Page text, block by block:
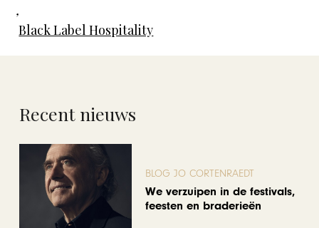
,
Black Label Hospitality
Recent nieuws
BLOG JO CORTENRAEDT
We verzuipen in de festivals,
feesten en braderieën